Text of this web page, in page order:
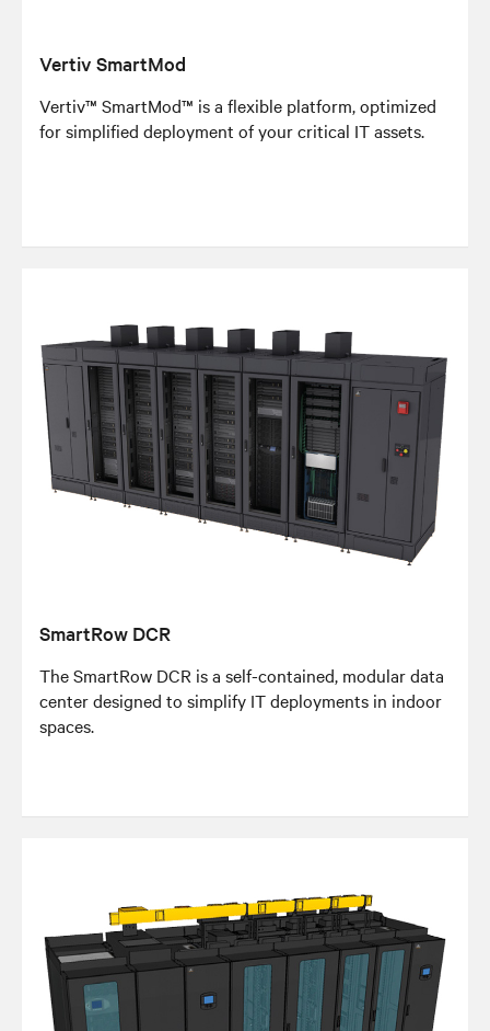
Vertiv SmartMod
Vertiv™ SmartMod™ is a flexible platform, optimized
for simplified deployment of your critical IT assets.
SmartRow DCR
The SmartRow DCR is a self-contained, modular data
center designed to simplify IT deployments in indoor
spaces.